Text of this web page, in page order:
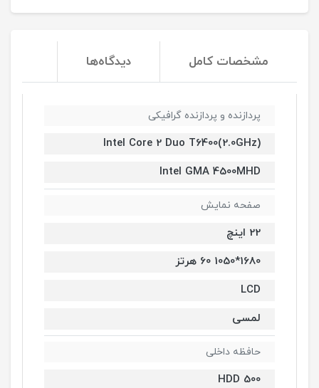
مشخصات کامل دیدگاه‌ها
پردازنده و پردازنده گرافیکی
Intel Core 2 Duo T6400(2.0GHz)
Intel GMA 4500MHD
صفحه نمایش
22 اینچ
1680*1050 60 هرتز
LCD
لمسی
حافظه داخلی
HDD 500